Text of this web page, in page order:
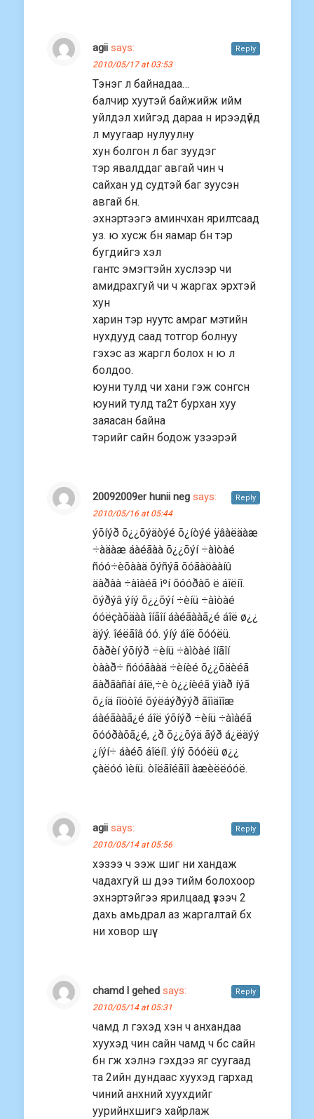
agii says:
2010/05/17 at 03:53
Тэнэг л байнадаа…
балчир хуутэй байжийж ийм
уйлдэл хийгэд дараа н ирээдүйд
л муугаар нулуулну
хун болгон л баг зуудэг
тэр явалддаг авгай чин ч
сайхан уд судтэй баг зуусэн
авгай бн.
эхнэртээгэ аминчхан ярилтсаад
уз. ю хусж бн яамар бн тэр
бугдийгэ хэл
гантс эмэгтэйн хуслээр чи
амидрахгуй чи ч жаргах эрхтэй
хун
харин тэр нуутс амраг мэтийн
нухдууд саад тотгор болнуу
гэхэс аз жаргл болох н ю л
болдоо.
юуни тулд чи хани гэж сонгсн
юуний тулд та2т бурхан хуу
заяасан байна
тэрийг сайн бодож узээрэй
Reply
20092009er hunii neg says:
2010/05/16 at 05:44
ýõíýð õ¿¿õýäòýé õ¿íòýé ÿâàëäàæ
÷àäàæ áàéãàà õ¿¿õýí ÷àìòàé
ñóó÷èõààä õýñýã õóãàöààíû
äàðàà ÷àìàéã ìºí õóóðàõ ë áîëíî.
õýðýâ ýíý õ¿¿õýí ÷èíü ÷àìòàé
óóëçàõäàà îíãîí áàéãààã¿é áîë ø¿¿
äýý. îéëãîâ óó. ýíý áîë õóóëü.
õàðèí ýõíýð ÷èíü ÷àìòàé îíãîí
òààð÷ ñóóãààä ÷èíèé õ¿¿õäèéã
ãàðãàñàí áîë,÷è ò¿¿íèéã ÿìàð íýã
õ¿íä íîöòîé õýëáýðýýð ãîìäîîæ
áàéãààã¿é áîë ýõíýð ÷èíü ÷àìàéã
õóóðàõã¿é, ¿ð õ¿¿õýä ãýð á¿ëäýý
¿íýí÷ áàéõ áîëíî. ýíý õóóëü ø¿¿
çàëóó ìèíü. òîëãîéãîî àæèëëóóë.
Reply
agii says:
2010/05/14 at 05:56
хэзээ ч ээж шиг ни хандаж
чадахгуй ш дээ тийм болохоор
эхнэртэйгээ ярилцаад үзээч 2
дахь амьдрал аз жаргалтай бх
ни ховор шүү
Reply
chamd l gehed says:
2010/05/14 at 05:31
чамд л гэхэд хэн ч анхандаа
хуухэд чин сайн чамд ч бс сайн
бн гж хэлнэ гэхдээ яг суугаад
та 2ийн дундаас хуухэд гархад
чиний анхний хуухдийг
уурийнхшигэ хайрлаж
Reply